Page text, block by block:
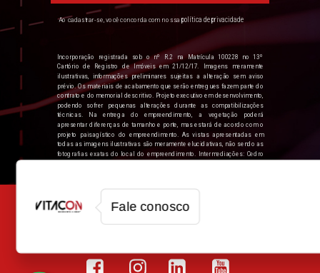
Incorporação registrada sob o nº R.2 na Matrícula 100228 no 13º
Cartório de Registro de Imóveis em 21/12/17. Imagens meramente
ilustrativas, informações preliminares sujeitas a alteração sem aviso
prévio. Os materiais de acabamento que serão entregues fazem parte do
contrato e do memorial descritivo. Projeto executivo em desenvolvimento,
podendo sofrer pequenas alterações durante as compatibilizações
técnicas. Na entrega do empreendimento, a vegetação poderá
apresentar diferenças de tamanho e porte, mas estará de acordo com o
projeto paisagístico do empreendimento. As vistas apresentadas em
todas as imagens ilustrativas são meramente elucidativas, não sendo as
fotografias exatas do local do empreendimento. Intermediações: Cedro
Ao cadastrar-se, você concorda com nossapolítica de privacidade
Fale conosco